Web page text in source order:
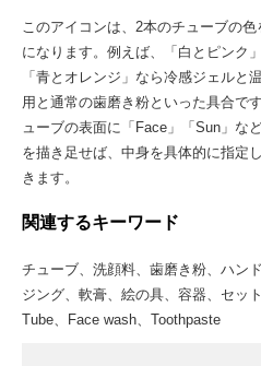
このアイコンは、2本のチューブの
になります。例えば、「白とピンク
「青とオレンジ」なら冷感ジェルと
用と通常の歯磨き粉といった具合で
ューブの表面に「Face」「Sun」な
を描き足せば、中身を具体的に指定
きます。
関連するキーワード
チューブ、洗顔料、歯磨き粉、ハン
ジング、軟膏、絵の具、容器、セッ
Tube、Face wash、Toothpaste